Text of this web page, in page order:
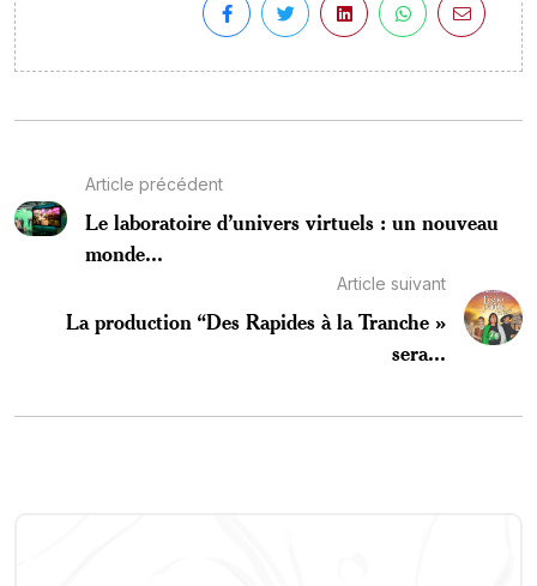
Article précédent
Le laboratoire d’univers virtuels : un nouveau
monde...
Article suivant
La production “Des Rapides à la Tranche »
sera...